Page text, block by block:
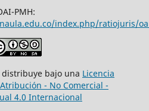
PMH:
index.php/ratiojuris/
distribuye bajo una Licencia
- No Comercial -
4.0 Internacional